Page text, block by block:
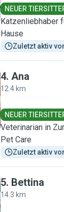
NEUER
Katzenliebhaber
Hause
Zuletzt aktiv
4. Ana
12.4 km
NEUER
Veterinarian in
Pet Care
Zuletzt aktiv
5. Bettina
14.3 km